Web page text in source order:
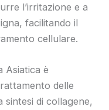
l’irritazione e a
facilitando il
cellulare.
Asiatica è
delle
sintesi di collagene,